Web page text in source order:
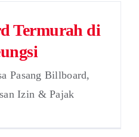
Termurah di
Pasang Billboard,
Izin & Pajak